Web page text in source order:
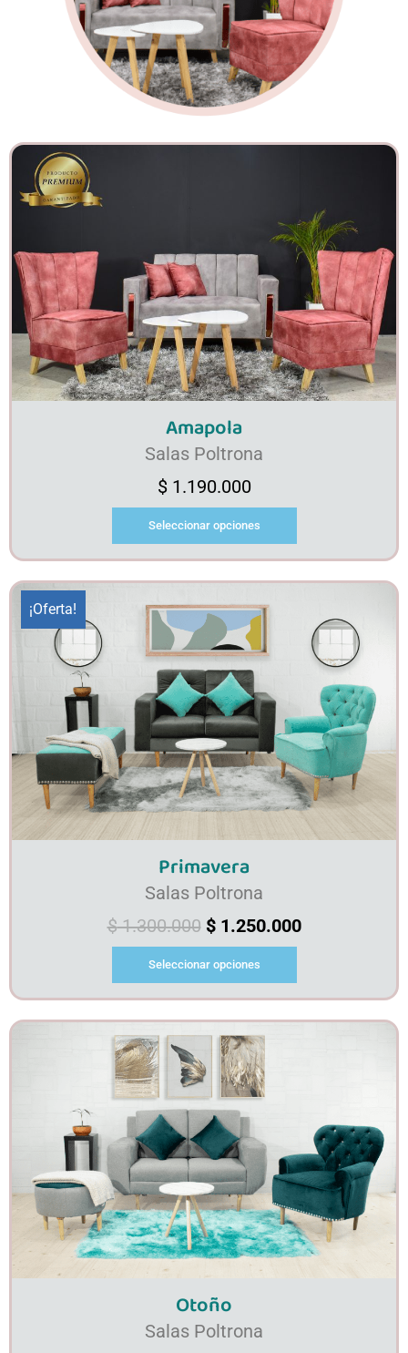
Amapola
Salas Poltrona
$1.190.000
Seleccionar opciones
¡Oferta!
Primavera
Salas Poltrona
$1.300.000 $1.250.000
Seleccionar opciones
Otoño
Salas Poltrona